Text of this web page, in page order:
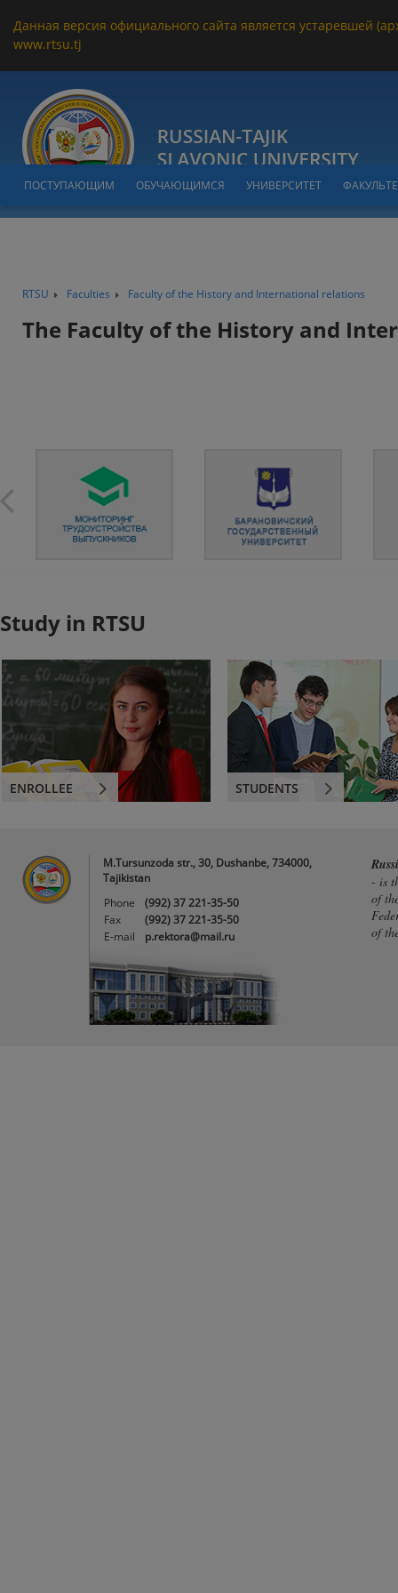
Данная версия официального сайта является устаревшей
www.rtsu.tj
ПОСТУПАЮЩИМ ОБУЧАЮЩИМСЯ УНИВЕРСИТЕТ
RTSU Faculties Faculty of the History and International relations
The Faculty of the History and
Study in RTSU
ENROLLEE STUDENTS
M.Tursunzoda str., 30, Dushanbe, 734000,
Tajikistan
Phone
(992) 37 221-35-50
Fax
(992) 37 221-35-50
E-mail
p.rektora@mail.ru
- is
of
of